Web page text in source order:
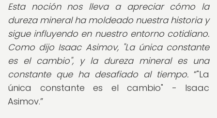
Esta noción nos lleva a apreciar cómo la
dureza mineral ha moldeado nuestra historia y
sigue influyendo en nuestro entorno cotidiano.
Como dijo Isaac Asimov, "La única constante
es el cambio", y la dureza mineral es una
constante que ha desafiado al tiempo.
"La
única constante es el cambio" - Isaac
Asimov.